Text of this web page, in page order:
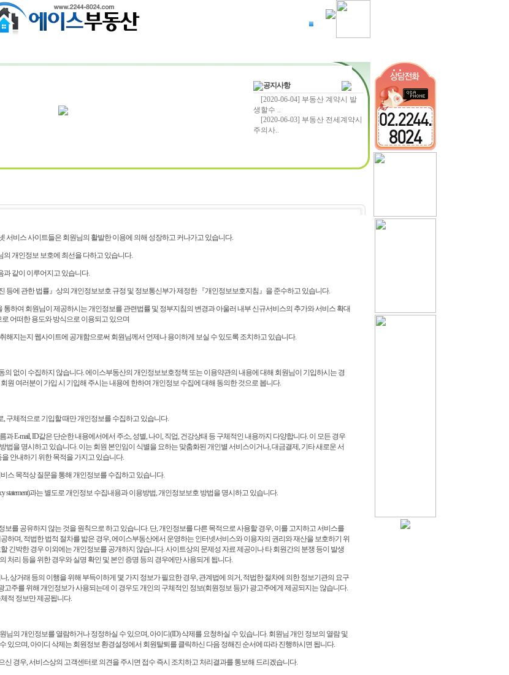
공지사항
[2020-06-04] 부동산 계약시 발
생할수 ..
[2020-06-03] 부동산 전세계약시
주의사..
서비스 사이트들은 회원님의 활발한 이용에 의해 성장하고 커나가고 있습니다.
개인정보 보호에 최선을 다하고 있습니다.
같이 이루어지고 있습니다.
등에 관한 법률』상의 개인정보보호 규정 및 정보통신부가 제정한 『개인정보보호지침』을 준수하고 있습니다.
하여 회원님이 제공하시는 개인정보를 관련법률 및 정부지침의 변경과 아울러 내부 신규서비스의 추가와 서비스 확대
어떠한 용도와 방식으로 이용되고 있으며
해지는지 웹사이트에 공개함으로써 회원님께서 언제나 용이하게 보실 수 있도록 조치하고 있습니다.
의 없이 수집하지 않습니다. 에이스부동산의 개인정보보호정책 또는 이용약관의 내용에 대해 회원님이 기입하시는 경
원 여러분이 가입 시 기입해 주시는 내용에 한하여 개인정보 수집에 대해 동의한 것으로 봅니다.
구체적으로 기입할 때만 개인정보를 수집하고 있습니다.
과 E-mail, ID같은 단순한 내용에서에서 주소, 성별, 나이, 직업, 건강상태 등 구체적인 내용까지 다양합니다. 이 모든 경우
법을 명시하고 있습니다. 이는 회원 본인임이 식별을 요하는 맞춤화된 개인별 서비스이거나, 대금결제, 기타 새로운 서
안내하기 위한 목적을 가지고 있습니다.
스 목적상 질문을 통해 개인정보를 수집하고 있습니다.
statement)과는 별도로 개인정보 수집내용과 이용방법, 개인정보보호 방법을 명시하고 있습니다.
를 공유하지 않는 것을 원칙으로 하고 있습니다. 단, 개인정보를 다른 목적으로 사용할 경우, 이를 고지하고 서비스를
하며, 적법한 법적 절차를 밟은 경우, 에이스부동산에서 운영하는 인터넷서비스와 이용자의 권리와 재산을 보호하기 위
긴박한 경우 이외에는 개인정보를 공개하지 않습니다. 사이트상의 문제성 자료 제공이나 타 회원간의 분쟁 등이 발생
처리 등을 위한 경우와 실명 확인 및 본인 증명 등의 경우에만 사용되게 됩니다.
, 상거래 등의 이행을 위해 부득이하게 몇 가지 정보가 필요한 경우, 관계법에 의거, 적법한 절차에 의한 정보기관의 요구
고주를 위해 개인정보가 사용되는데 이 경우도 개인의 구체적인 정보(회원정보 등)가 광고주에게 제공되지는 않습니다.
적 정보만 제공됩니다.
님의 개인정보를 열람하거나 정정하실 수 있으며, 아이디(ID) 삭제를 요청하실 수 있습니다. 회원님 개인 정보의 열람 및
있으며, 아이디 삭제는 회원정보 환경설정에서 회원탈퇴를 클릭하신 다음 정해진 순서에 따라 진행하시면 됩니다.
신 경우, 서비스상의 고객센터로 의견을 주시면 접수 즉시 조치하고 처리결과를 통보해 드리겠습니다.